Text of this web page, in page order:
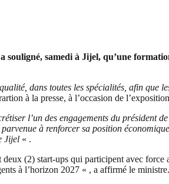
samedi à Jijel, qu’une
dans toutes les spécialités, afin que
à la presse, à l’occasion de
l’un des engagements du président
parvenue à renforcer sa position
Jijel « .
(2) start-ups qui participent avec
à l’horizon 2027 « , a affirmé le ministre.